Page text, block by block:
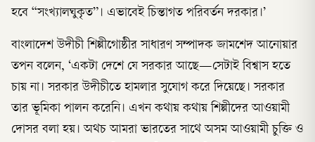
হবে “সংখ্যালঘুকৃত”। এভাবেই চিন্তাগত পরিবর্তন দরকার।’
বাংলাদেশ উদীচী শিল্পীগোষ্ঠীর সাধারণ সম্পাদক জামশেদ আনোয়ার
তপন বলেন, ‘একটা দেশে যে সরকার আছে—সেটাই বিশ্বাস হতে
চায় না। সরকার উদীচীতে হামলার সুযোগ করে দিয়েছে। সরকার
তার ভূমিকা পালন করেনি। এখন কথায় কথায় শিল্পীদের আওয়ামী
দোসর বলা হয়। অথচ আমরা ভারতের সাথে অসম আওয়ামী চুক্তি ও